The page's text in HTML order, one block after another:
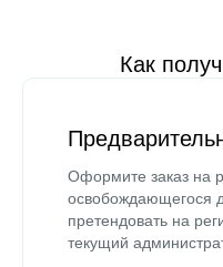
Как
Оформите заказ на
освобождающегося
претендовать на
текущий